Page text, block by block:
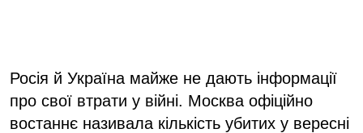
Росія й Україна майже не дають інформації
про свої втрати у війні. Москва офіційно
востаннє називала кількість убитих у вересні